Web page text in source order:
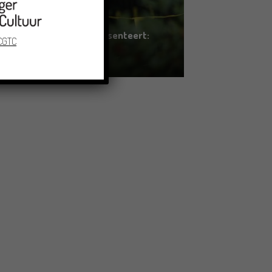
in Groningen presenteert:
WAT OMMAANS